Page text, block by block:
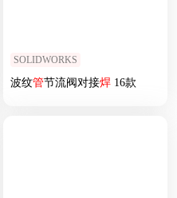
SOLIDWORKS
波纹管节流阀对接焊16款